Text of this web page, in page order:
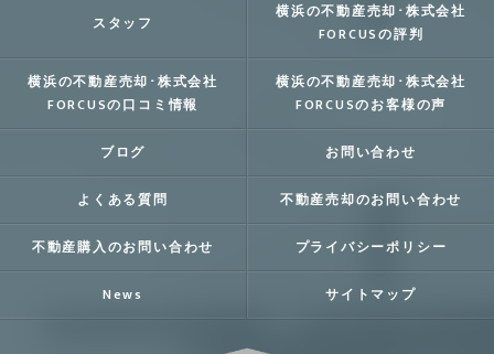
スタッフ
横浜の不動産売却･株式会社
FORCUSの評判
横浜の不動産売却･株式会社
FORCUSの口コミ情報
横浜の不動産売却･株式会社
FORCUSのお客様の声
ブログ お問い合わせ
よくある質問 不動産売却のお問い合わせ
不動産購入のお問い合わせ プライバシーポリシー
News サイトマップ